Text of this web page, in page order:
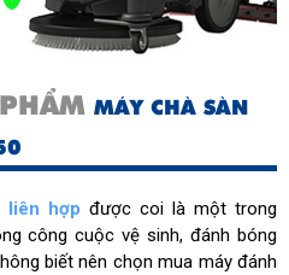
MÁY CHÀ SÀN
liên hợp được coi là một trong
công cuộc vệ sinh, đánh bóng
biết nên chọn mua máy đánh